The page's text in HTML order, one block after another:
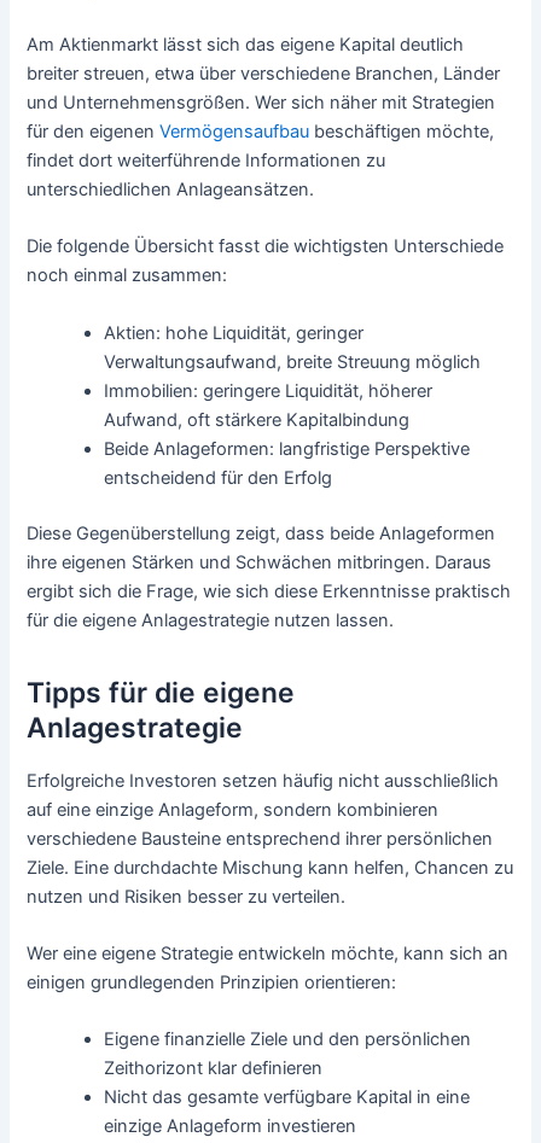
Am Aktienmarkt lässt sich das eigene Kapital deutlich
breiter streuen, etwa über verschiedene Branchen, Länder
und Unternehmensgrößen. Wer sich näher mit Strategien
für den eigenenVermögensaufbau beschäftigen möchte,
findet dort weiterführende Informationen zu
unterschiedlichen Anlageansätzen.
Die folgende Übersicht fasst die wichtigsten Unterschiede
noch einmal zusammen:
Aktien: hohe Liquidität, geringer
Verwaltungsaufwand, breite Streuung möglich
Immobilien: geringere Liquidität, höherer
Aufwand, oft stärkere Kapitalbindung
Beide Anlageformen: langfristige Perspektive
entscheidend für den Erfolg
Diese Gegenüberstellung zeigt, dass beide Anlageformen
ihre eigenen Stärken und Schwächen mitbringen. Daraus
ergibt sich die Frage, wie sich diese Erkenntnisse praktisch
für die eigene Anlagestrategie nutzen lassen.
Tipps für die eigene
Anlagestrategie
Erfolgreiche Investoren setzen häufig nicht ausschließlich
auf eine einzige Anlageform, sondern kombinieren
verschiedene Bausteine entsprechend ihrer persönlichen
Ziele. Eine durchdachte Mischung kann helfen, Chancen zu
nutzen und Risiken besser zu verteilen.
Wer eine eigene Strategie entwickeln möchte, kann sich an
einigen grundlegenden Prinzipien orientieren:
Eigene finanzielle Ziele und den persönlichen
Zeithorizont klar definieren
Nicht das gesamte verfügbare Kapital in eine
einzige Anlageform investieren